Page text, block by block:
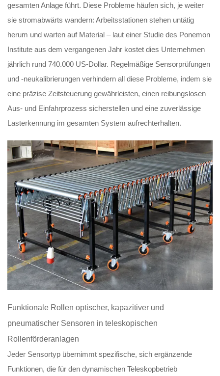
gesamten Anlage führt. Diese Probleme häufen sich, je weiter
sie stromabwärts wandern: Arbeitsstationen stehen untätig
herum und warten auf Material – laut einer Studie des Ponemon
Institute aus dem vergangenen Jahr kostet dies Unternehmen
jährlich rund 740.000 US-Dollar. Regelmäßige Sensorprüfungen
und -neukalibrierungen verhindern all diese Probleme, indem sie
eine präzise Zeitsteuerung gewährleisten, einen reibungslosen
Aus- und Einfahrprozess sicherstellen und eine zuverlässige
Lasterkennung im gesamten System aufrechterhalten.
Funktionale Rollen optischer, kapazitiver und
pneumatischer Sensoren in teleskopischen
Rollenförderanlagen
Jeder Sensortyp übernimmt spezifische, sich ergänzende
Funktionen, die für den dynamischen Teleskopbetrieb